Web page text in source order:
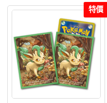
布
量
特價